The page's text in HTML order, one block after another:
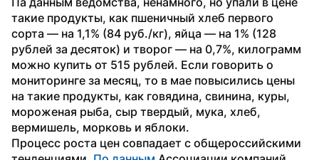
такие продукты, как пшеничный хлеб первого
сорта — на 1,1% (84 руб./кг), яйца — на 1% (128
рублей за десяток) и творог — на 0,7%, килограмм
можно купить от 515 рублей. Если говорить о
мониторинге за месяц, то в мае повысились цены
на такие продукты, как говядина, свинина, куры,
мороженая рыба, сыр твердый, мука, хлеб,
вермишель, морковь и яблоки.
Процесс роста цен совпадает с общероссийскими